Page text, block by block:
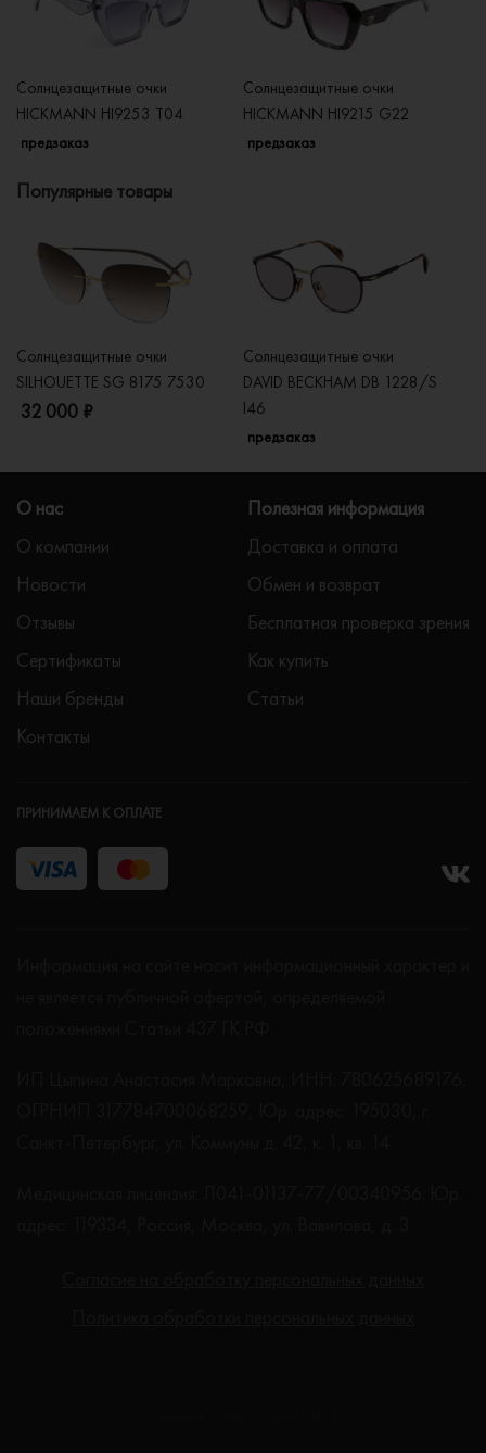
Солнцезащитные очки
HICKMANN HI9253 T04
предзаказ
Солнцезащитные очки
HICKMANN HI9215 G22
предзаказ
Популярные товары
Солнцезащитные очки
SILHOUETTE SG 8175 7530
32 000 ₽
Солнцезащитные очки
DAVID BECKHAM DB 1228/S
I46
предзаказ
О нас
О компании
Новости
Отзывы
Сертификаты
Наши бренды
Контакты
Полезная информация
Доставка и оплата
Обмен и возврат
Бесплатная проверка зрения
Как купить
Статьи
ПРИНИМАЕМ К ОПЛАТЕ